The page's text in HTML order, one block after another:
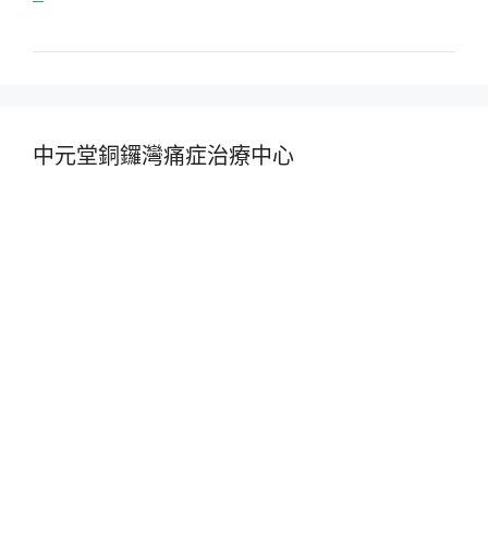
中元堂銅鑼灣痛症治療中心